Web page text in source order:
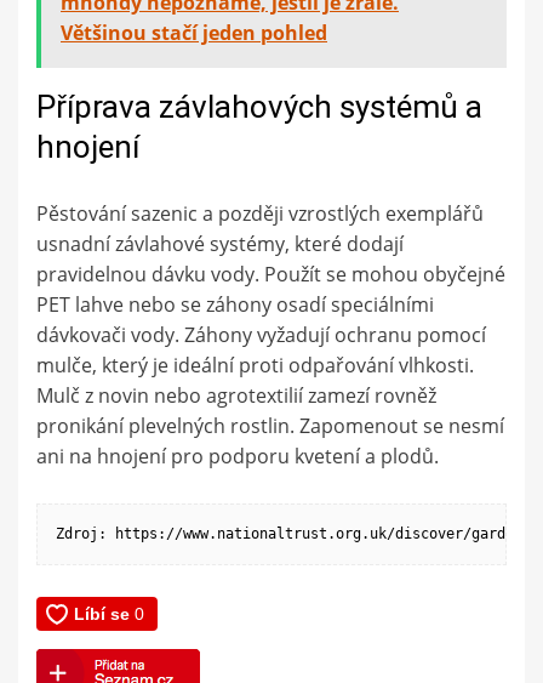
Většinou stačí jeden pohled
Příprava závlahových systémů a
hnojení
Pěstování sazenic a později vzrostlých exemplářů
usnadní závlahové systémy, které dodají
pravidelnou dávku vody. Použít se mohou obyčejné
PET lahve nebo se záhony osadí speciálními
dávkovači vody. Záhony vyžadují ochranu pomocí
mulče, který je ideální proti odpařování vlhkosti.
Mulč z novin nebo agrotextilií zamezí rovněž
pronikání plevelných rostlin. Zapomenout se nesmí
ani na hnojení pro podporu kvetení a plodů.
Zdroj: https://www.nationaltrust.org.uk/discover/